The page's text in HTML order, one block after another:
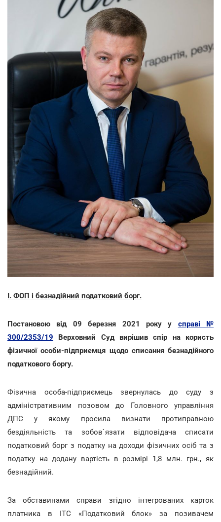
І. ФОП і безнадійний податковий борг.
Постановою від 09 березня 2021 року у справі №
300/2353/19 Верховний Суд вирішив спір на користь
фізичної особи-підприємця щодо списання безнадійного
податкового боргу.
Фізична особа-підприємець звернулась до суду з
адміністративним позовом до Головного управління
ДПС у якому просила визнати протиправною
бездіяльність та зобов`язати відповідача списати
податковий борг з податку на доходи фізичних осіб та з
податку на додану вартість в розмірі 1,8 млн. грн., як
безнадійний.
За обставинами справи згідно інтегрованих карток
платника в ІТС «Податковий блок» за позивачем